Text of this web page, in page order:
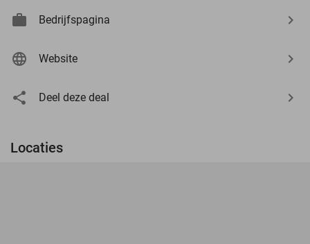
Bedrijfspagina
Website
Deel deze deal
Locaties